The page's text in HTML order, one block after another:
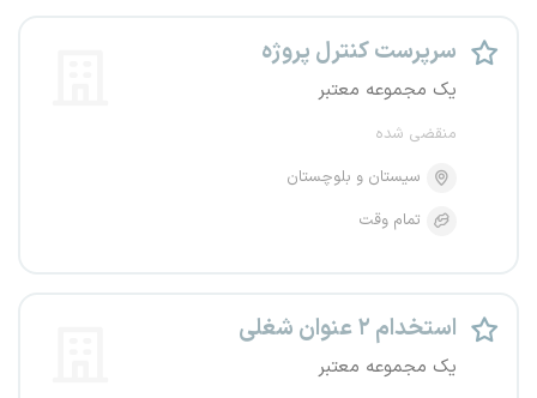
سرپرست کنترل پروژه
یک مجموعه معتبر
منقضی شده
سیستان و بلوچستان
تمام وقت
استخدام ۲ عنوان شغلی
یک مجموعه معتبر